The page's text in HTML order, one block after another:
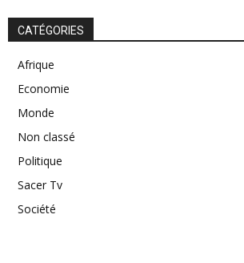
CATÉGORIES
Afrique
Economie
Monde
Non classé
Politique
Sacer Tv
Société